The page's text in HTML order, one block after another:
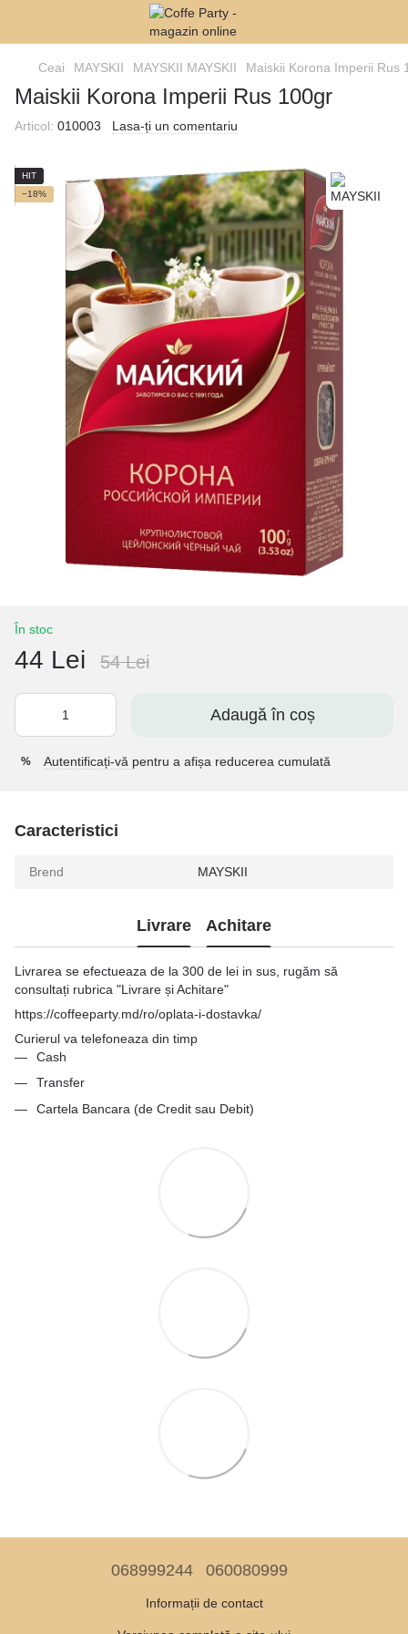
Ceai MAYSKII MAYSKII MAYSKII Maiskii Korona Imperii Rus
Maiskii Korona Imperii Rus 100gr
Articol: 010003 Lasa-ți un comentariu
HIT
−18%
În stoc
44 Lei 54 Lei
Adaugă în coș
% Autentificați-vă pentru a afișa reducerea cumulată
Caracteristici
Brend MAYSKII
Livrare Achitare
Livrarea se efectueaza de la 300 de lei in sus, rugăm să
consultați rubrica "Livrare și Achitare"
https://coffeeparty.md/ro/oplata-i-dostavka/
Curierul va telefoneaza din timp
Cash
Transfer
Cartela Bancara (de Credit sau Debit)
068999244 060080999
Informații de contact